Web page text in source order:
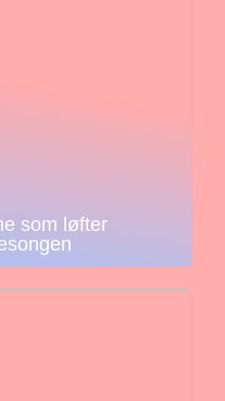
som løfter